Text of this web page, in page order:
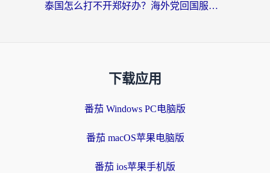
泰国怎么打不开郑好办？海外党回国服务+影音追剧全搞定的实用指南
下载应用
番茄 Windows PC电脑版
番茄 macOS苹果电脑版
番茄 ios苹果手机版